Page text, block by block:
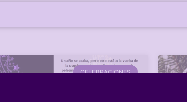
CELEBRACIONES